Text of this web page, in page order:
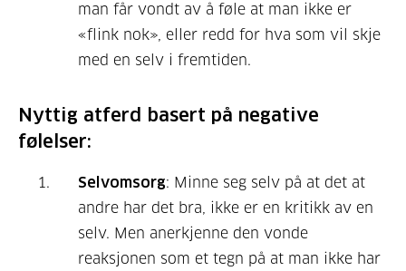
man får vondt av å føle at man ikke er
«flink nok», eller redd for hva som vil skje
med en selv i fremtiden.
Nyttig atferd basert på negative
følelser:
Selvomsorg: Minne seg selv på at det at
andre har det bra, ikke er en kritikk av en
selv. Men anerkjenne den vonde
reaksjonen som et tegn på at man ikke har